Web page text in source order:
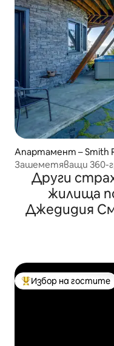
Апартамент – Smith
Зашеметяващи 360-
близо до
Други
жилища
Джедидия
Най-популярен избор
Избор на гостите